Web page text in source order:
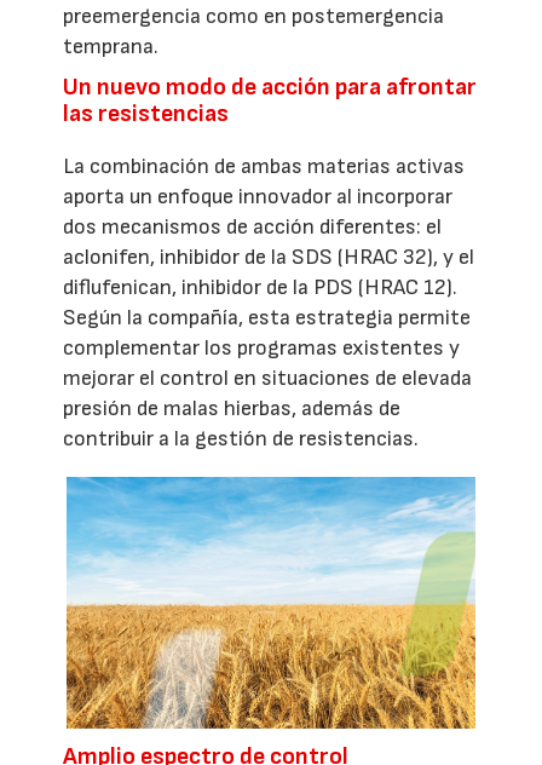
preemergencia como en postemergencia
temprana.
Un nuevo modo de acción para afrontar
las resistencias
La combinación de ambas materias activas
aporta un enfoque innovador al incorporar
dos mecanismos de acción diferentes: el
aclonifen, inhibidor de la SDS (HRAC 32), y el
diflufenican, inhibidor de la PDS (HRAC 12).
Según la compañía, esta estrategia permite
complementar los programas existentes y
mejorar el control en situaciones de elevada
presión de malas hierbas, además de
contribuir a la gestión de resistencias.
Amplio espectro de control